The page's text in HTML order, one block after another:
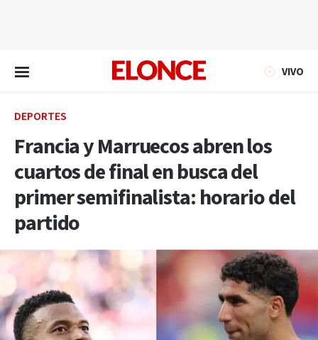
VIVO
DEPORTES
Francia y Marruecos abren los
cuartos de final en busca del
primer semifinalista: horario del
partido